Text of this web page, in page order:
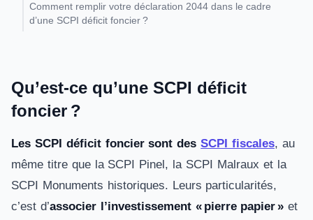
Comment remplir votre déclaration 2044 dans le cadre
d’une SCPI déficit foncier ?
Qu’est-ce qu’une SCPI déficit
foncier ?
Les SCPI déficit foncier sont desSCPI fiscales, au
même titre que la SCPI Pinel, la SCPI Malraux et la
SCPI Monuments historiques. Leurs particularités,
c’est d’associer l’investissement « pierre papier » et